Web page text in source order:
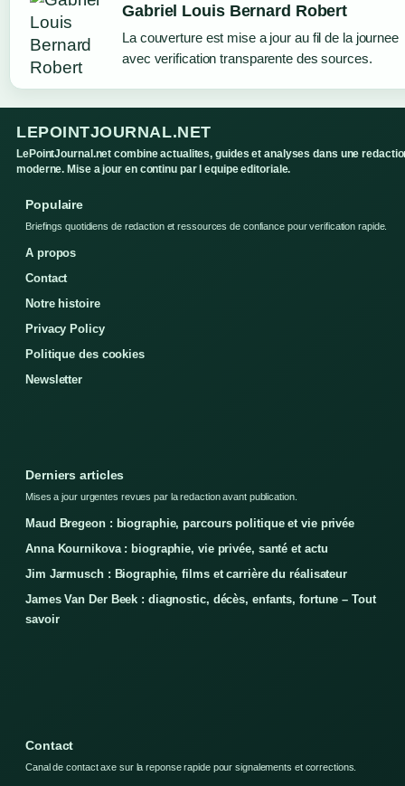
Gabriel Louis Bernard Robert
La couverture est mise a jour au fil de la journee
avec verification transparente des sources.
LEPOINTJOURNAL.NET
LePointJournal.net combine actualites, guides et analyses dans une
moderne. Mise a jour en continu par l equipe editoriale.
Populaire
Briefings quotidiens de redaction et ressources de confiance pour verification rapide.
A propos
Contact
Notre histoire
Privacy Policy
Politique des cookies
Newsletter
Derniers articles
Mises a jour urgentes revues par la redaction avant publication.
Maud Bregeon : biographie, parcours politique et vie privée
Anna Kournikova : biographie, vie privée, santé et actu
Jim Jarmusch : Biographie, films et carrière du réalisateur
James Van Der Beek : diagnostic, décès, enfants, fortune – Tout
savoir
Contact
Canal de contact axe sur la reponse rapide pour signalements et corrections.